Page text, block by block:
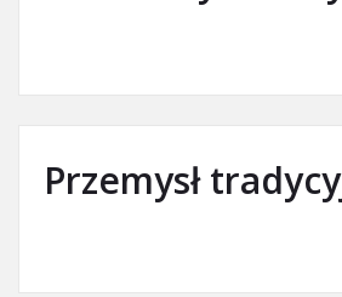
Przemysł